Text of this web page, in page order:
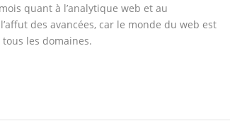
quant à l’analytique web et au
des avancées, car le monde du web est
les domaines.